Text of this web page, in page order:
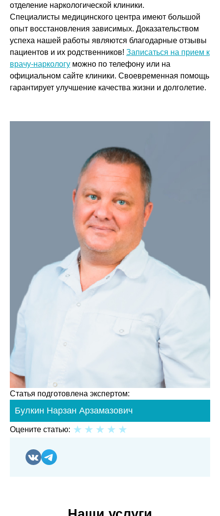
отделение наркологической клиники.
Специалисты медицинского центра имеют большой
опыт восстановления зависимых. Доказательством
успеха нашей работы являются благодарные отзывы
пациентов и их родственников! Записаться на прием к
врачу-наркологу можно по телефону или на
официальном сайте клиники. Своевременная помощь
гарантирует улучшение качества жизни и долголетие.
Статья подготовлена экспертом:
Булкин Нарзан Арзамазович
Оцените статью: